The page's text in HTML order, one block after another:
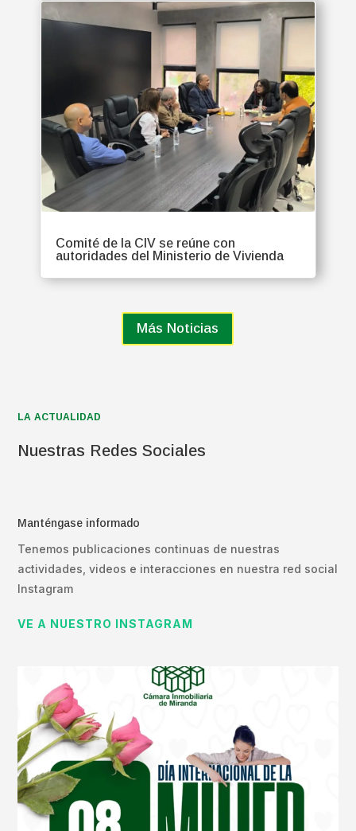
Comité de la CIV se reúne con
autoridades del Ministerio de Vivienda
Más Noticias
LA ACTUALIDAD
Nuestras Redes Sociales
Manténgase informado
Tenemos publicaciones continuas de nuestras
actividades, videos e interacciones en nuestra red social
Instagram
VE A NUESTRO INSTAGRAM